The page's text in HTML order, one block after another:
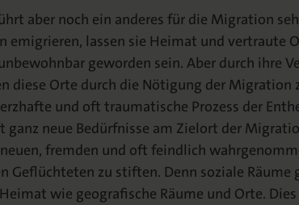
aber noch ein anderes für die Migration
emigrieren, lassen sie Heimat und vertraute
geworden sein. Aber durch ihre
diese Orte durch die Nötigung der Migration
und oft traumatische Prozess der
neue Bedürfnisse am Zielort der
fremden und oft feindlich
Geflüchteten zu stiften. Denn soziale Räume
wie geografische Räume und Orte. Dies